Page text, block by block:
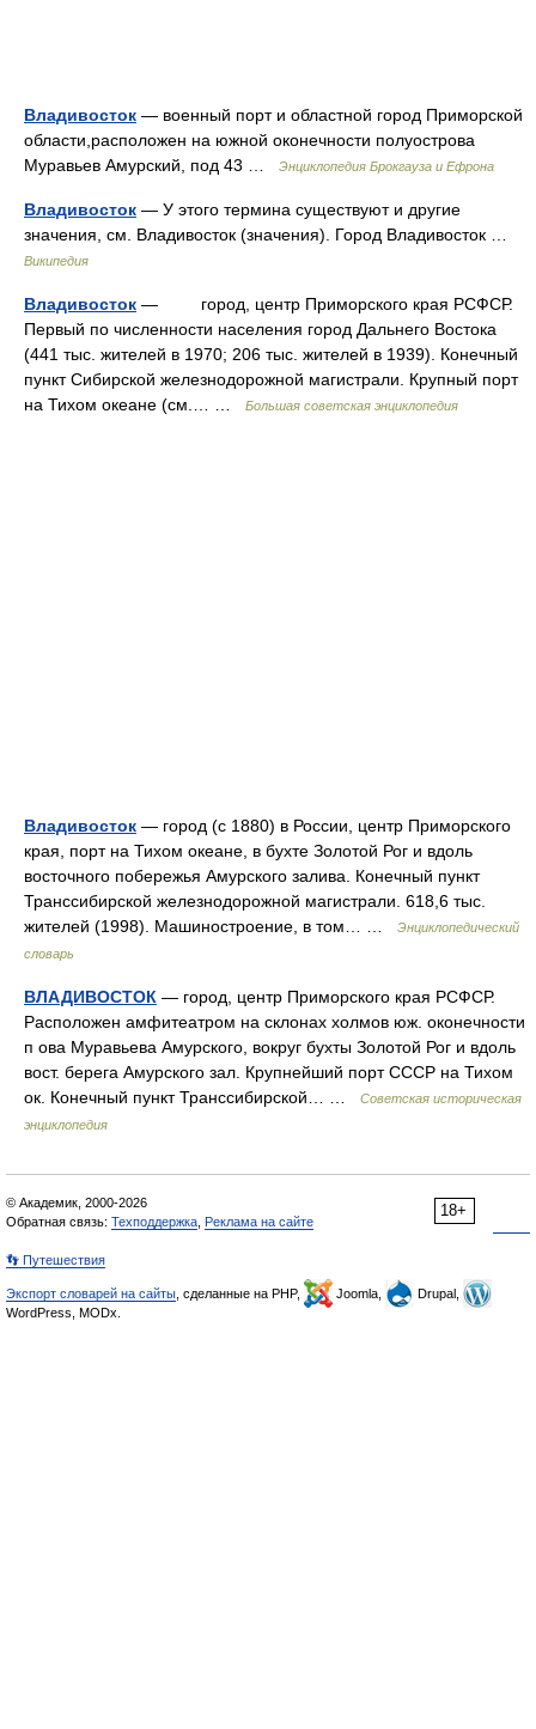
Владивосток — военный порт и областной город Приморской
области,расположен на южной оконечности полуострова
Муравьев Амурский, под 43 …
Энциклопедия Брокгауза и Ефрона
Владивосток — У этого термина существуют и другие
значения, см. Владивосток (значения). Город Владивосток …
Википедия
Владивосток — город, центр Приморского края РСФСР.
Первый по численности населения город Дальнего Востока
(441 тыс. жителей в 1970; 206 тыс. жителей в 1939). Конечный
пункт Сибирской железнодорожной магистрали. Крупный порт
на Тихом океане (см.… …
Большая советская энциклопедия
Владивосток — город (с 1880) в России, центр Приморского
края, порт на Тихом океане, в бухте Золотой Рог и вдоль
восточного побережья Амурского залива. Конечный пункт
Транссибирской железнодорожной магистрали. 618,6 тыс.
жителей (1998). Машиностроение, в том… …
Энциклопедический
словарь
ВЛАДИВОСТОК — город, центр Приморского края РСФСР.
Расположен амфитеатром на склонах холмов юж. оконечности
п ова Муравьева Амурского, вокруг бухты Золотой Рог и вдоль
вост. берега Амурского зал. Крупнейший порт СССР на Тихом
ок. Конечный пункт Транссибирской… …
Советская историческая
энциклопедия
18+
© Академик, 2000-2026
Обратная связь: Техподдержка Реклама на сайте
👣 Путешествия
Экспорт словарей на сайты , сделанные на PHP, Joomla,
Drupal,
WordPress, MODx.